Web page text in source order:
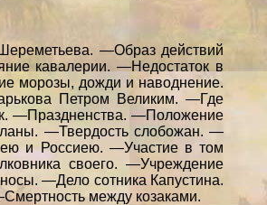
—Образ действий
кавалерии. —Недостаток в
морозы, дожди и наводнение.
Петром Великим. —Где
—Праздненства. —Положение
—Твердость слобожан. —
и Россиею. —Участие в том
своего. —Учреждение
—Дело сотника Капустина.
между козаками.